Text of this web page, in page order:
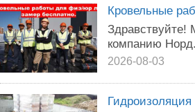
Кровельные
Здравствуйте!
компанию Норд.
2026-08-03